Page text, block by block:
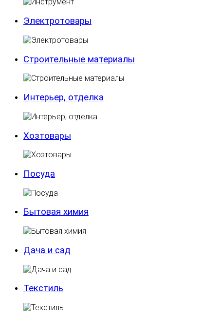
Электротовары
Строительные материалы
Интерьер, отделка
Хозтовары
Посуда
Бытовая химия
Дача и сад
Текстиль